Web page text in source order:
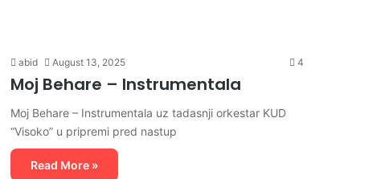
abid August 13, 2025 4
Moj Behare – Instrumentala
Moj Behare – Instrumentala uz tadasnji orkestar KUD
“Visoko” u pripremi pred nastup
Read More »